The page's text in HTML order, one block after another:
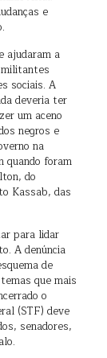
e
ajudaram a
sociais. A
deveria ter
um aceno
negros e
na
quando foram
do
Kassab, das
para lidar
A denúncia
de
que mais
o
(STF) deve
senadores,